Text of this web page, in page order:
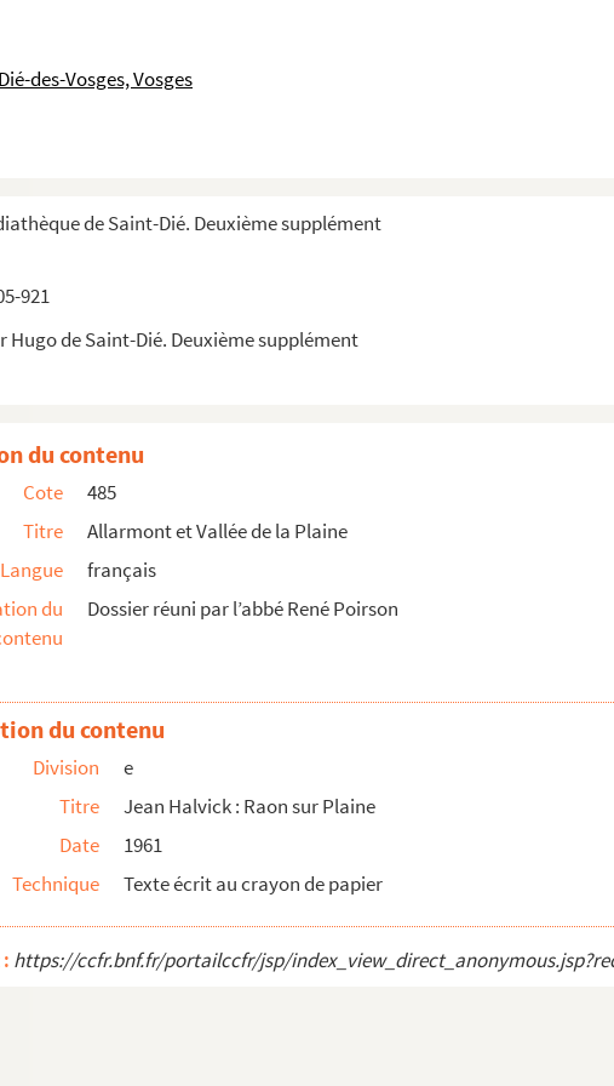
des-Vosges, Vosges
de Saint-Dié. Deuxième supplément
921
de Saint-Dié. Deuxième supplément
communauté de Coinches en 1778… de...
de l’église de Coinches.
de la fabrique.
la Meurthe et des Vosges, par ...
du clergé des paroisses de la ré...
Pierre Bolle f. f. de maire, ra...
l’activité commerciale et ind...
dans son Atelier d'électricité a...
coupures de presses)
»
philosophie et sa première année de ...
Thiers à Saint-Dié-des-Vosges
Révolution : d'après les cahier...
livres des 16eet 17esi...
à la Révolution [Etude en cours]
du contenu
Cote
485
Titre
Allarmont et Vallée de la Plaine
Langue
français
du
Dossier réuni par l’abbé René Poirson
du contenu
Division
e
Titre
Jean Halvick : Raon sur Plaine
Date
1961
Technique
Texte écrit au crayon de papier
https://ccfr.bnf.fr/portailccfr/jsp/